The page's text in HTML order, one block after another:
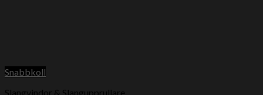
Snabbkoll
Slangvindor & Slangupprullare